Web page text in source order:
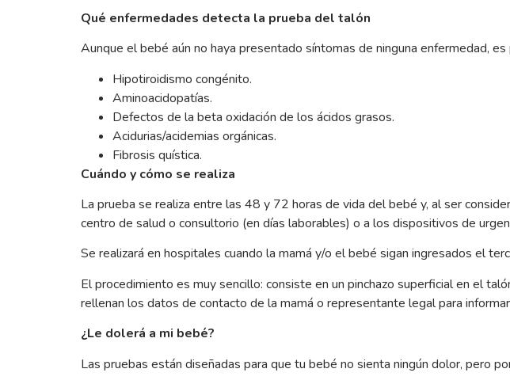
Qué enfermedades detecta la prueba del talón
Aunque el bebé aún no haya presentado síntomas de ninguna enfermedad,
Hipotiroidismo congénito.
Aminoacidopatías.
Defectos de la beta oxidación de los ácidos grasos.
Acidurias/acidemias orgánicas.
Fibrosis quística.
Cuándo y cómo se realiza
La prueba se realiza entre las 48 y 72 horas de vida del bebé y, al ser
centro de salud o consultorio (en días laborables) o a los dispositivos de
Se realizará en hospitales cuando la mamá y/o el bebé sigan ingresados el
El procedimiento es muy sencillo: consiste en un pinchazo superficial en el
rellenan los datos de contacto de la mamá o representante legal para
¿Le dolerá a mi bebé?
Las pruebas están diseñadas para que tu bebé no sienta ningún dolor, pero